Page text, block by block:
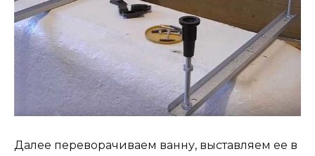
Далее переворачиваем ванну, выставляем ее в